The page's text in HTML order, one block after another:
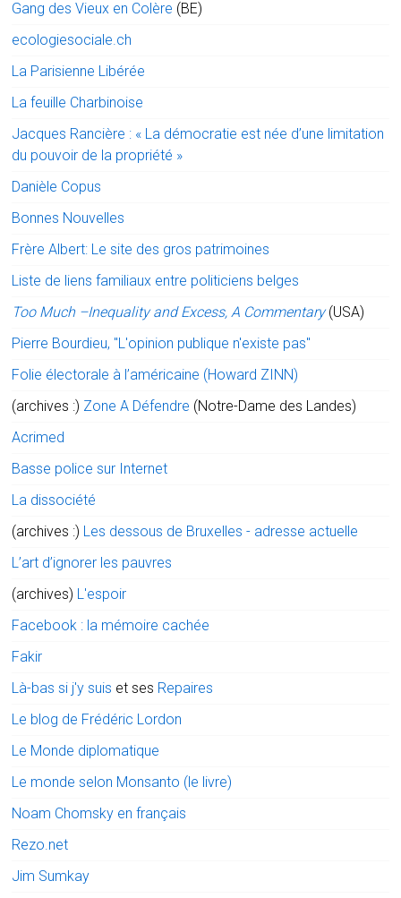
Gang des Vieux en Colère (BE)
ecologiesociale.ch
La Parisienne Libérée
La feuille Charbinoise
Jacques Rancière : « La démocratie est née d’une limitation
du pouvoir de la propriété »
Danièle Copus
Bonnes Nouvelles
Frère Albert: Le site des gros patrimoines
Liste de liens familiaux entre politiciens belges
Too Much –Inequality and Excess, A Commentary (USA)
Pierre Bourdieu, "L'opinion publique n'existe pas"
Folie électorale à l’américaine (Howard ZINN)
(archives :) Zone A Défendre (Notre-Dame des Landes)
Acrimed
Basse police sur Internet
La dissociété
(archives :) Les dessous de Bruxelles - adresse actuelle
L’art d’ignorer les pauvres
(archives) L'espoir
Facebook : la mémoire cachée
Fakir
Là-bas si j'y suis et ses Repaires
Le blog de Frédéric Lordon
Le Monde diplomatique
Le monde selon Monsanto (le livre)
Noam Chomsky en français
Rezo.net
Jim Sumkay